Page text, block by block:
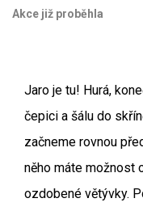
Akce již proběhla
Jaro je tu! Hurá,
čepici a šálu do
začneme rovnou
něho máte možnost
ozdobené větývky.